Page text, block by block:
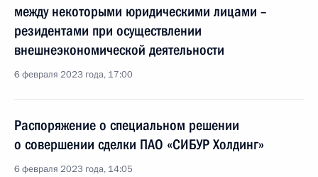
между некоторыми юридическими лицами –
резидентами при осуществлении
внешнеэкономической деятельности
6 февраля 2023 года, 17:00
Распоряжение о специальном решении
о совершении сделки ПАО «СИБУР Холдинг»
6 февраля 2023 года, 14:05